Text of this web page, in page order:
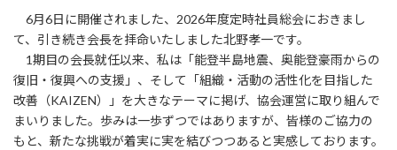
6月6日に開催されました、2026年度定時社員総会におきまし
て、引き続き会長を拝命いたしました北野孝一です。
1期目の会長就任以来、私は「能登半島地震、奥能登豪雨からの
復旧・復興への支援」、そして「組織・活動の活性化を目指した
改善（KAIZEN）」を大きなテーマに掲げ、協会運営に取り組んで
まいりました。歩みは一歩ずつではありますが、皆様のご協力の
もと、新たな挑戦が着実に実を結びつつあると実感しております。